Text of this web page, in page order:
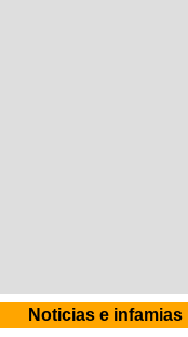
Noticias e infamias